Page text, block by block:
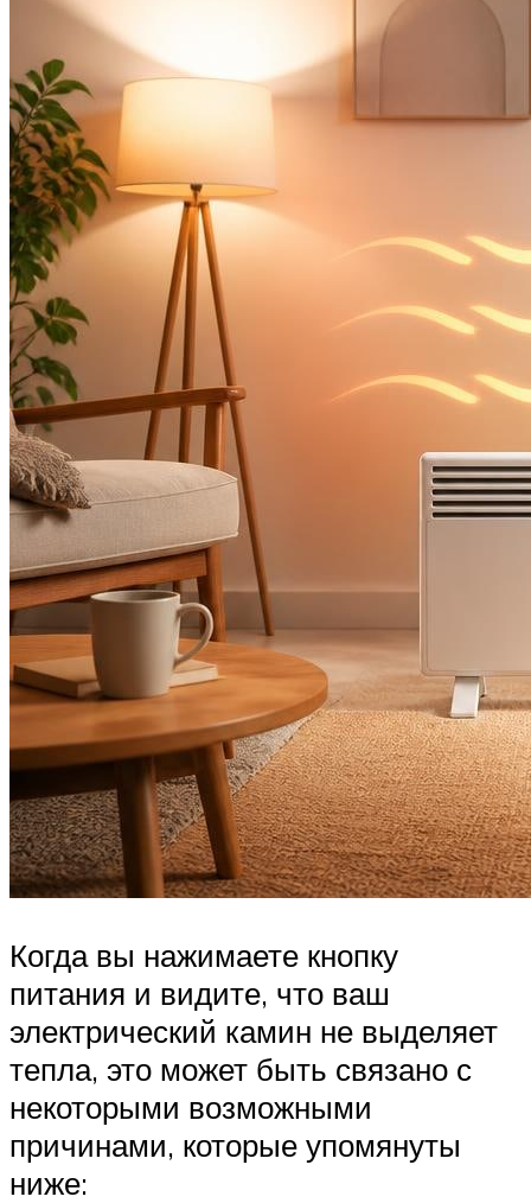
Когда вы нажимаете кнопку
питания и видите, что ваш
электрический камин не выделяет
тепла, это может быть связано с
некоторыми возможными
причинами, которые упомянуты
ниже: